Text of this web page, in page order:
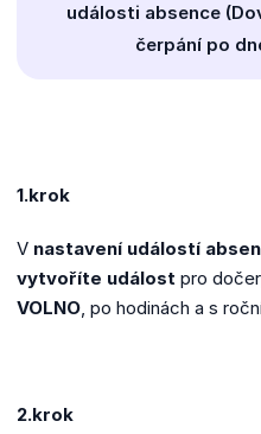
události absence
čerpání po
1.krok
V nastavení událostí
vytvoříte událost pro
VOLNO, po hodinách a s
2.krok